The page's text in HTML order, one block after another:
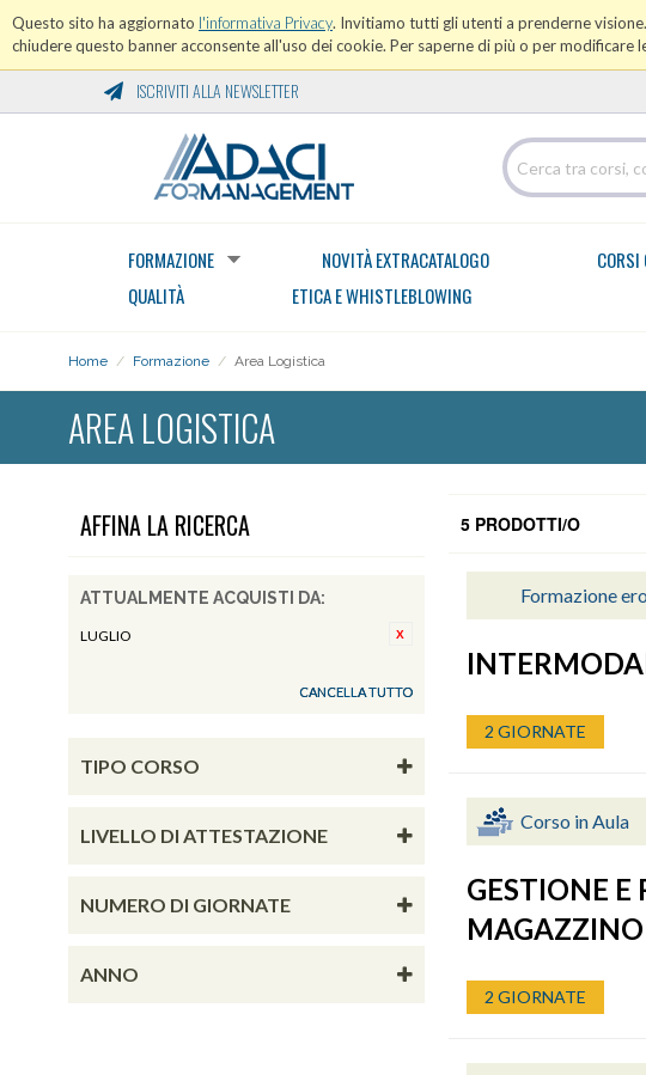
Questo sito ha aggiornato l'informativa Privacy. Invitiamo tutti gli utenti a prenderne
chiudere questo banner acconsente all'uso dei cookie. Per saperne di più o per
ISCRIVITI ALLA NEWSLETTER
FORMAZIONE NOVITÀ EXTRACATALOGO CORSI
QUALITÀ
ETICA E WHISTLEBLOWING
Home / Formazione / Area Logistica
AREA LOGISTICA
AFFINA LA RICERCA
ATTUALMENTE ACQUISTI DA:
LUGLIO
CANCELLA TUTTO
TIPO CORSO
LIVELLO DI ATTESTAZIONE
NUMERO DI GIORNATE
ANNO
5 PRODOTTI/O
Formazione
2 GIORNATE
Corso in Aula
GESTIONE E
MAGAZZINO
2 GIORNATE